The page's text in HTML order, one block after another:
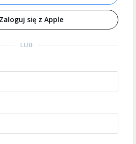
Zaloguj się z Apple
LUB